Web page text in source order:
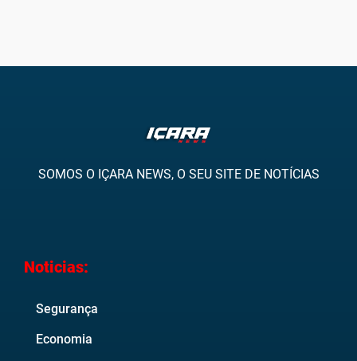
SOMOS O IÇARA NEWS, O SEU SITE DE NOTÍCIAS
Noticias:
Segurança
Economia